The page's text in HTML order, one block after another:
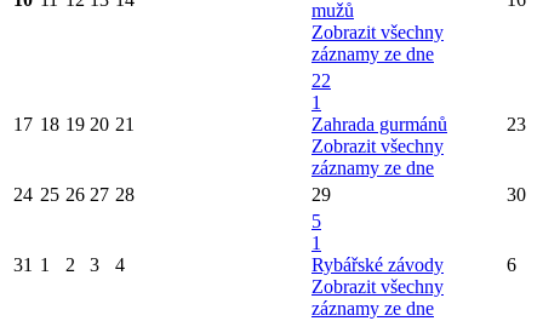
mužů
Zobrazit všechny
záznamy ze dne
17 18 19 20 21
22
1
Zahrada gurmánů
Zobrazit všechny
záznamy ze dne
23
24 25 26 27 28 29 30
31 1 2 3 4
5
1
Rybářské závody
Zobrazit všechny
záznamy ze dne
6